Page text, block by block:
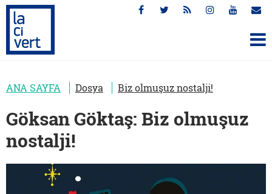
ANA SAYFA Dosya Biz olmuşuz nostalji!
Göksan Göktaş: Biz olmuşuz
nostalji!